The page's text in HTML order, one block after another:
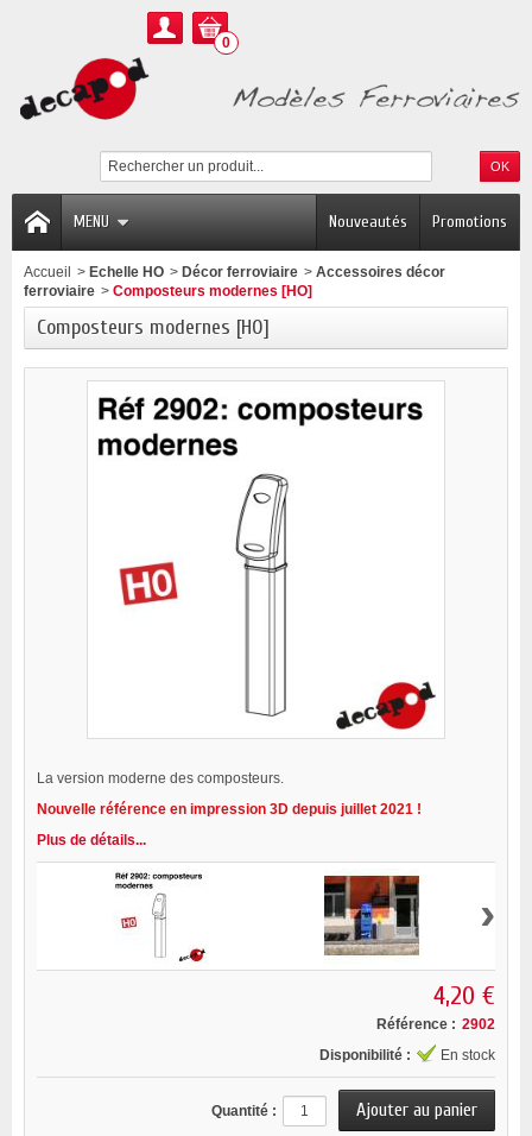
0
MENU Promotions
Nouveautés
Accueil > Echelle HO > Décor ferroviaire > Accessoires décor
ferroviaire > Composteurs modernes [HO]
Composteurs modernes [HO]
La version moderne des composteurs.
Nouvelle référence en impression 3D depuis juillet 2021 !
Plus de détails...
›
4,20 €
Référence : 2902
Disponibilité :
En stock
Quantité :